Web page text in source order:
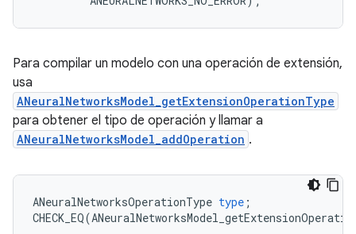
Para compilar un modelo con una operación de extensión,
usa
ANeuralNetworksModel_getExtensionOperationType
para obtener el tipo de operación y llamar a
ANeuralNetworksModel_addOperation .
ANeuralNetworksOperationType type ;
CHECK_EQ(